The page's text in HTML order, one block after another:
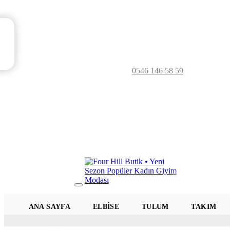
0546 146 58 59
Mobil
ANA SAYFA ELBISE TULUM TAKIM